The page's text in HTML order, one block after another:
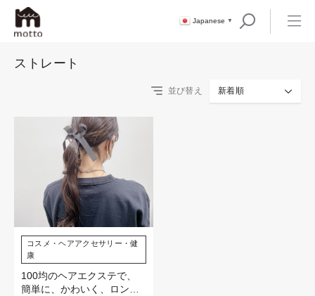
Japanese ▼
ストレート
並び替え 新着順
コスメ・ヘアアクセサリー・健
康
100均のヘアエクステで、
簡単に、かわいく、ロング